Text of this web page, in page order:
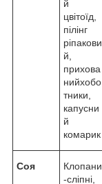
й
цвітоїд,
пілінг
ріпакови
й,
прихова
нийхобо
тники,
капусни
й
комарик
Соя
Клопани
-сліпні,